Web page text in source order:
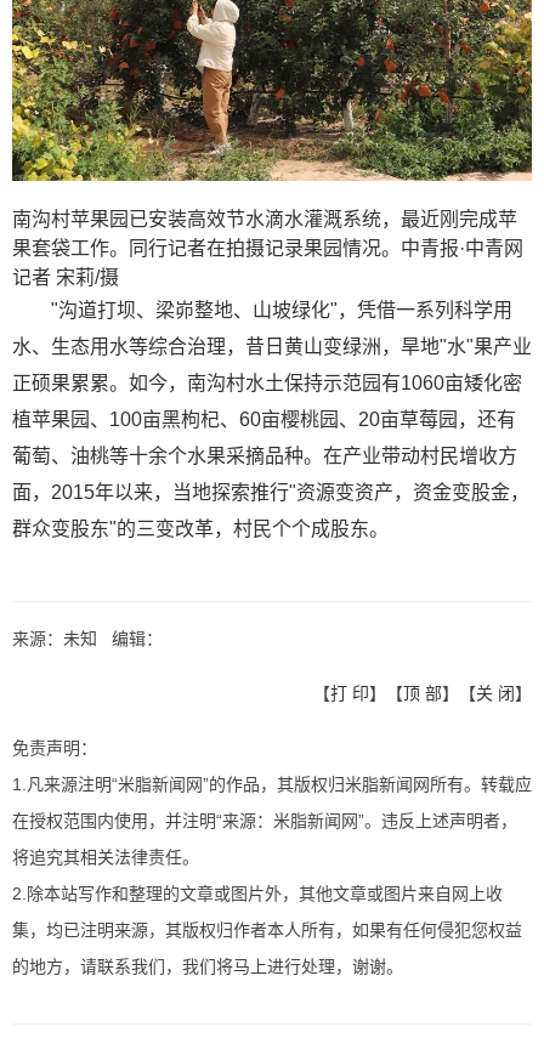
南沟村苹果园已安装高效节水滴水灌溉系统，最近刚完成苹
果套袋工作。同行记者在拍摄记录果园情况。中青报·中青网
记者 宋莉/摄
"沟道打坝、梁峁整地、山坡绿化"，凭借一系列科学用
水、生态用水等综合治理，昔日黄山变绿洲，旱地"水"果产业
正硕果累累。如今，南沟村水土保持示范园有1060亩矮化密
植苹果园、100亩黑枸杞、60亩樱桃园、20亩草莓园，还有
葡萄、油桃等十余个水果采摘品种。在产业带动村民增收方
面，2015年以来，当地探索推行"资源变资产，资金变股金，
群众变股东"的三变改革，村民个个成股东。
来源：未知 编辑：
【打 印】【顶 部】【关 闭】
免责声明：
1.凡来源注明“米脂新闻网”的作品，其版权归米脂新闻网所有。转载应
在授权范围内使用，并注明“来源：米脂新闻网”。违反上述声明者，
将追究其相关法律责任。
2.除本站写作和整理的文章或图片外，其他文章或图片来自网上收
集，均已注明来源，其版权归作者本人所有，如果有任何侵犯您权益
的地方，请联系我们，我们将马上进行处理，谢谢。